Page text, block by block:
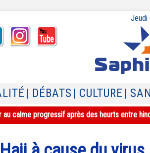
Jeudi
| DÉBATS | CULTURE |
au calme progressif après des heurts entre